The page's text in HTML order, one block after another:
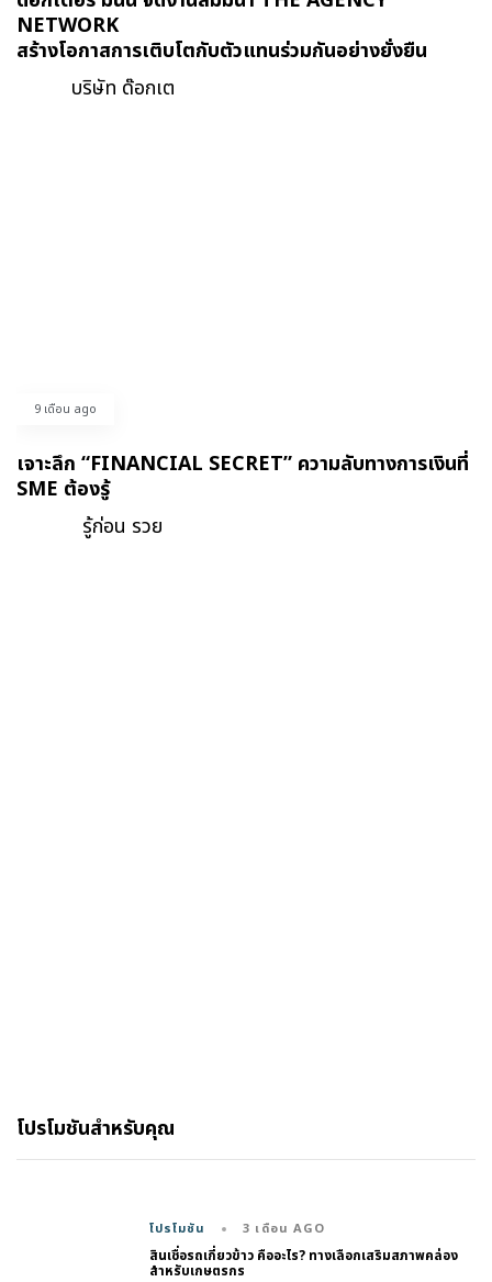
NETWORK
สร้างโอกาสการเติบโตกับตัวแทนร่วมกันอย่างยั่งยืน
บริษัท ด๊อกเต
9 เดือน ago
เจาะลึก “FINANCIAL SECRET” ความลับทางการเงินที่
SME ต้องรู้
รู้ก่อน รวย
โปรโมชันสำหรับคุณ
โปรโมชัน 3 เดือน AGO
สินเชื่อรถเกี่ยวข้าว คืออะไร? ทางเลือกเสริมสภาพคล่อง
สำหรับเกษตรกร